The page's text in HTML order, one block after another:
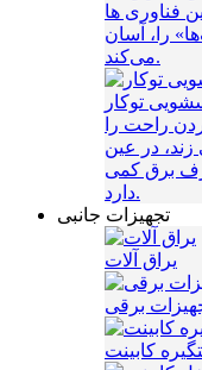
فناوری ها
را، آسان
می‌کند.
توکار
راحت را
در عین
برق کمی
دارد.
تجهیزات جانبی
یراق آلات
برقی
کابینت